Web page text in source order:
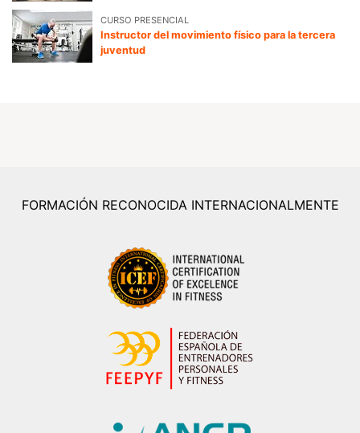
CURSO PRESENCIAL
Instructor del movimiento físico para la tercera
juventud
FORMACIÓN RECONOCIDA INTERNACIONALMENTE